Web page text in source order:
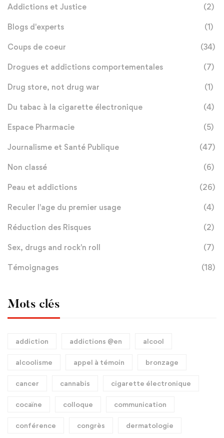
Addictions et Justice (2)
Blogs d'experts (1)
Coups de coeur (34)
Drogues et addictions comportementales (7)
Drug store, not drug war (1)
Du tabac à la cigarette électronique (4)
Espace Pharmacie (5)
Journalisme et Santé Publique (47)
Non classé (6)
Peau et addictions (26)
Reculer l'age du premier usage (4)
Réduction des Risques (2)
Sex, drugs and rock'n roll (7)
Témoignages (18)
Mots clés
addiction addictions @en alcool
alcoolisme appel à témoin bronzage
cancer cannabis cigarette électronique
cocaïne colloque communication
conférence congrès dermatologie